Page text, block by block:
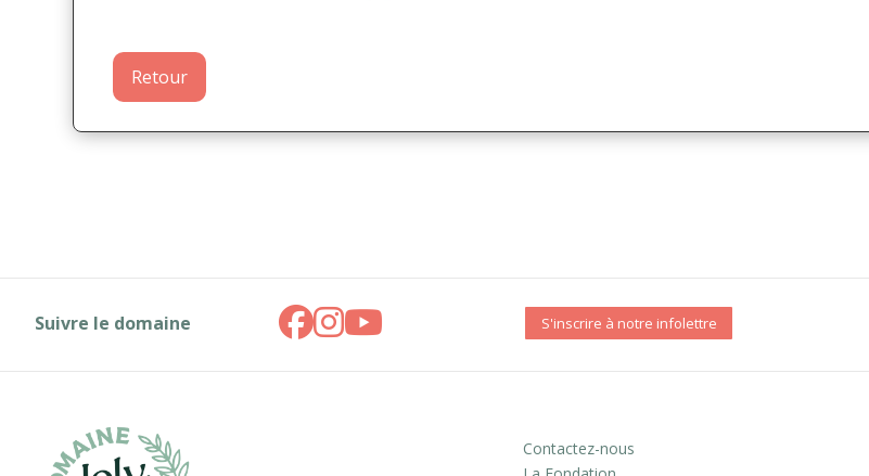
Retour
Suivre le domaine S'inscrire à notre infolettre
Contactez-nous